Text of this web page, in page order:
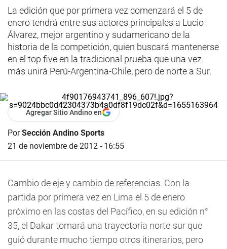
La edición que por primera vez comenzará el 5 de
enero tendrá entre sus actores principales a Lucio
Álvarez, mejor argentino y sudamericano de la
historia de la competición, quien buscará mantenerse
en el top five en la tradicional prueba que una vez
más unirá Perú-Argentina-Chile, pero de norte a Sur.
Agregar Sitio Andino en
PorSección Andino Sports
21 de noviembre de 2012 - 16:55
Cambio de eje y cambio de referencias. Con la
partida por primera vez en Lima el 5 de enero
próximo en las costas del Pacífico, en su edición n°
35, el Dakar tomará una trayectoria norte-sur que
guió durante mucho tiempo otros itinerarios, pero